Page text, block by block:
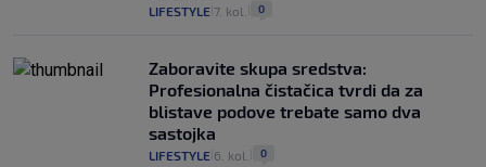
LIFESTYLE 7. kol. 0
Zaboravite skupa sredstva:
Profesionalna čistačica tvrdi da za
blistave podove trebate samo dva
sastojka
LIFESTYLE 6. kol. 0